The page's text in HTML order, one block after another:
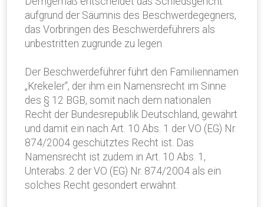
aufgrund der Säumnis des Beschwerdegegners,
das Vorbringen des Beschwerdeführers als
unbestritten zugrunde zu legen.
Der Beschwerdeführer führt den Familiennamen
„Krekeler“, der ihm ein Namensrecht im Sinne
des § 12 BGB, somit nach dem nationalen
Recht der Bundesrepublik Deutschland, gewährt
und damit ein nach Art. 10 Abs. 1 der VO (EG) Nr.
874/2004 geschütztes Recht ist. Das
Namensrecht ist zudem in Art. 10 Abs. 1,
Unterabs. 2 der VO (EG) Nr. 874/2004 als ein
solches Recht gesondert erwähnt.